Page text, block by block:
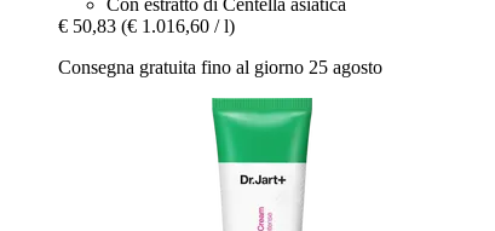
Con estratto di Centella asiatica
€ 50,83 (€ 1.016,60 / l)
Consegna gratuita fino al giorno 25 agosto